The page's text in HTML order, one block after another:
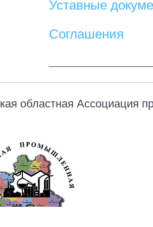
Уставные
Соглашения
областная Ассоциация